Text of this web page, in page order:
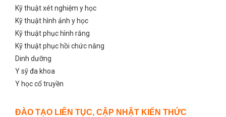
Kỹ thuật xét nghiệm y học
Kỹ thuật hình ảnh y học
Kỹ thuật phục hình răng
Kỹ thuật phục hồi chức năng
Dinh dưỡng
Y sỹ đa khoa
Y học cổ truyền
ĐÀO TẠO LIÊN TỤC, CẬP NHẬT KIẾN THỨC